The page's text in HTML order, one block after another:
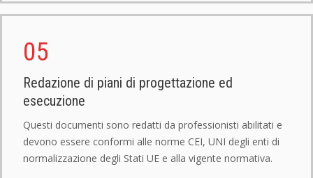
05
Redazione di piani di progettazione ed
esecuzione
Questi documenti sono redatti da professionisti abilitati e
devono essere conformi alle norme CEI, UNI degli enti di
normalizzazione degli Stati UE e alla vigente normativa.